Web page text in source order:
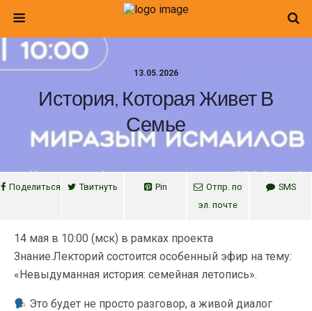
13.05.2026
История, Которая Живет В
Семье
Поделиться Твитнуть Pin
Отпр. по
эл. почте
SMS
14 мая в 10:00 (мск) в рамках проекта
Знание.Лекторий состоится особенный эфир на тему:
«Невыдуманная история: семейная летопись».
Это будет не просто разговор, а живой диалог